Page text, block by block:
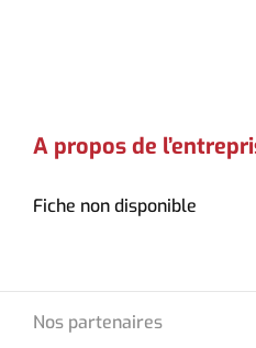
A propos de
Fiche non disponible
Nos partenaires